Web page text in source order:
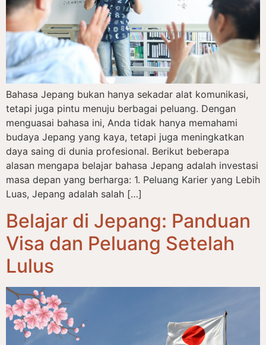
Bahasa Jepang bukan hanya sekadar alat komunikasi,
tetapi juga pintu menuju berbagai peluang. Dengan
menguasai bahasa ini, Anda tidak hanya memahami
budaya Jepang yang kaya, tetapi juga meningkatkan
daya saing di dunia profesional. Berikut beberapa
alasan mengapa belajar bahasa Jepang adalah investasi
masa depan yang berharga: 1. Peluang Karier yang Lebih
Luas, Jepang adalah salah […]
Belajar di Jepang: Panduan
Visa dan Peluang Setelah
Lulus